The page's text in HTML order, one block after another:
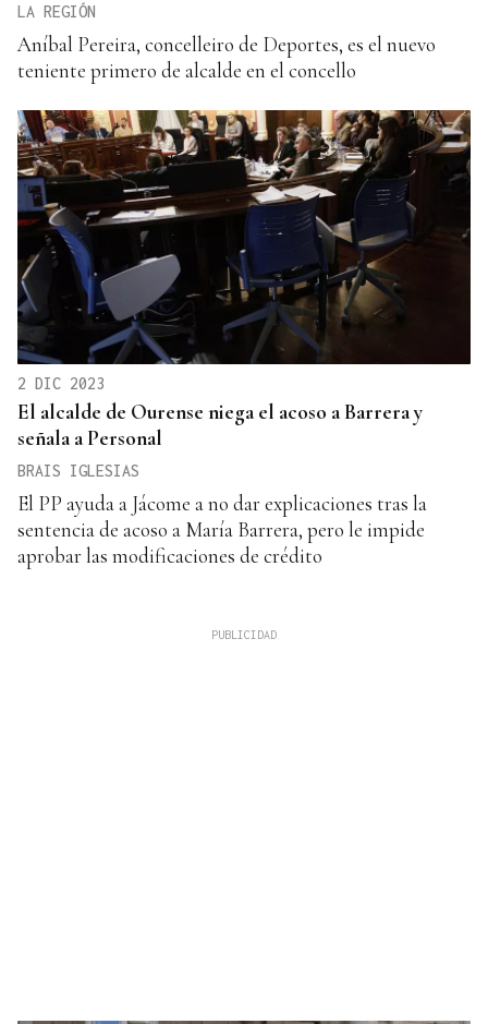
LA REGIÓN
Aníbal Pereira, concelleiro de Deportes, es el nuevo
teniente primero de alcalde en el concello
2 DIC 2023
El alcalde de Ourense niega el acoso a Barrera y
señala a Personal
BRAIS IGLESIAS
El PP ayuda a Jácome a no dar explicaciones tras la
sentencia de acoso a María Barrera, pero le impide
aprobar las modificaciones de crédito